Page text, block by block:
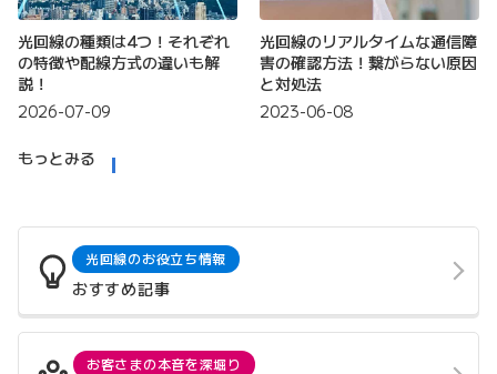
光回線の種類は4つ！それぞれ
の特徴や配線方式の違いも解
説！
2026-07-09
光回線のリアルタイムな通信障
害の確認方法！繋がらない原因
と対処法
2023-06-08
もっとみる
光回線のお役立ち情報
おすすめ記事
お客さまの本音を深堀り